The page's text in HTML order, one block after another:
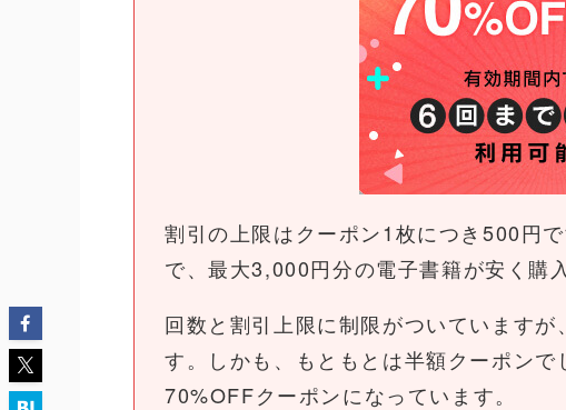
割引の上限はクーポン1枚につき500円
で、最大3,000円分の電子書籍が安く購
回数と割引上限に制限がついています
す。しかも、もともとは半額クーポン
70%OFFクーポンになっています。